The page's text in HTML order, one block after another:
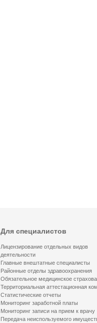
Для специалистов
Лицензирование отдельных видов
деятельности
Главные внештатные специалисты
Районные отделы здравоохранения
Обязательное медицинское
Территориальная аттестационная
Статистические отчеты
Мониторинг заработной платы
Мониторинг записи на прием к врачу
Передача неиспользуемого